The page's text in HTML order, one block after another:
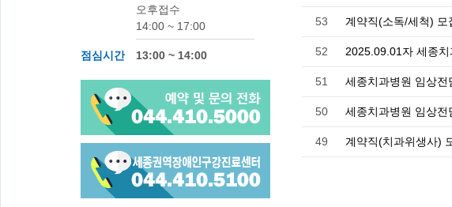
53 계약직(소독/세척)
52 2025.09.01자 세종
51 세종치과병원 임상전
50 세종치과병원 임상
49 계약직(치과위생사)
오후접수
14:00 ~ 17:00
점심시간 13:00 ~ 14:00